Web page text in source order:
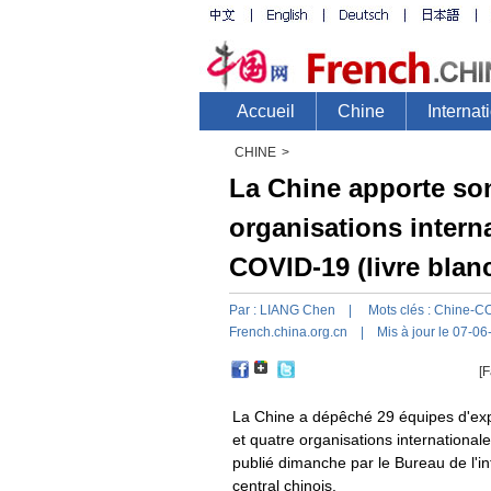
CHINE >
La Chine apporte
organisations
COVID-19 (livre
Par : LIANG Chen | Mots clés : Chine-
French.china.org.cn | Mis à jour le 07-
La Chine a dépêché 29 équipes
et quatre organisations
publié dimanche par le Bureau de
central chinois.